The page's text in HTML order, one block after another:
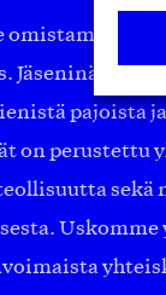
omistama
pajoista
on perustettu
sekä